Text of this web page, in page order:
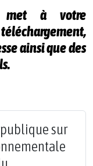
met à votre
ainsi que des
sur